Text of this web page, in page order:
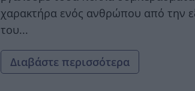
χαρακτήρα ενός ανθρώπου από την
του...
Διαβάστε περισσότερα